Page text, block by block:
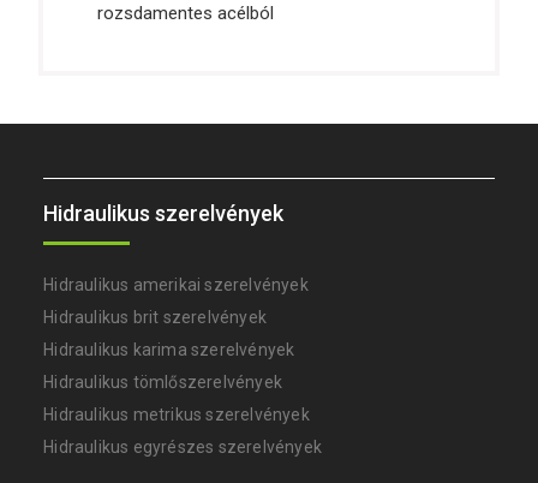
rozsdamentes acélból
Hidraulikus szerelvények
Hidraulikus amerikai szerelvények
Hidraulikus brit szerelvények
Hidraulikus karima szerelvények
Hidraulikus tömlőszerelvények
Hidraulikus metrikus szerelvények
Hidraulikus egyrészes szerelvények